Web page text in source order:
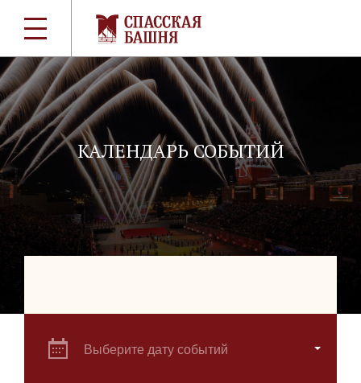
КАЛЕНДАРЬ СОБЫТИЙ
Выберите дату событий